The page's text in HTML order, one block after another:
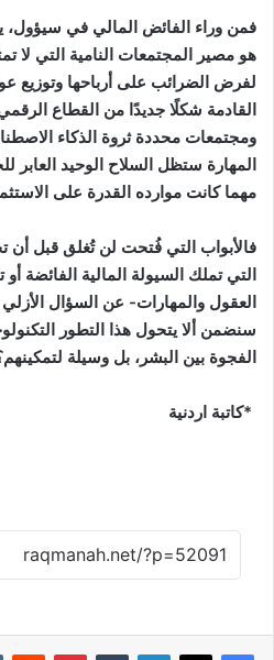
فمن وراء الفائض المالي في سيؤول،
هو مصير المجتمعات النامية التي لا
لفرض الضرائب على أرباحها وتوزيع
القادمة شكلًا جديدًا من القطاع
ومجتمعات محددة ثروة الذكاء
المهارة ستظل السلاح الوحيد العابر
مهما كانت موارده القدرة على
فالأبواب التي فُتحت لن تُغلق قبل
التي تملك السيولة المالية الفائضة
العقول والمهارات- عن السؤال
سنضمن ألا يتحول هذا التطور
الفجوة بين البشر، بل وسيلة
*كاتبة اردنية